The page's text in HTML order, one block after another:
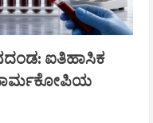
ಐತಿಹಾಸಿಕ
ಫಾರ್ಮಕೋಪಿಯ